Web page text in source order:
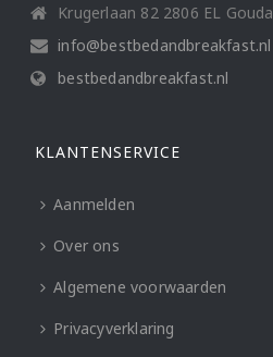
Krugerlaan 82 2806 EL Gouda
info@bestbedandbreakfast.nl
bestbedandbreakfast.nl
KLANTENSERVICE
Aanmelden
Over ons
Algemene voorwaarden
Privacyverklaring